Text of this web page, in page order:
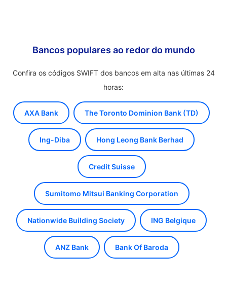
Bancos populares ao redor do mundo
Confira os códigos SWIFT dos bancos em alta nas últimas 24
horas:
AXA Bank The Toronto Dominion Bank (TD)
Ing-Diba Hong Leong Bank Berhad
Credit Suisse
Sumitomo Mitsui Banking Corporation
Nationwide Building Society ING Belgique
ANZ Bank Bank Of Baroda